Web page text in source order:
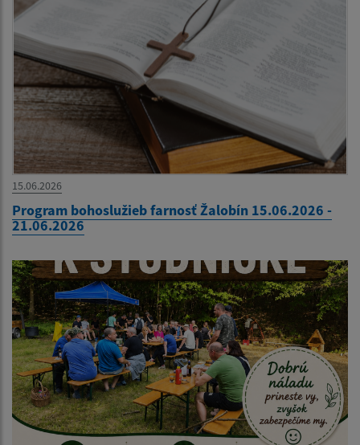
15.06.2026
Program bohoslužieb farnosť Žalobín 15.06.2026 -
21.06.2026